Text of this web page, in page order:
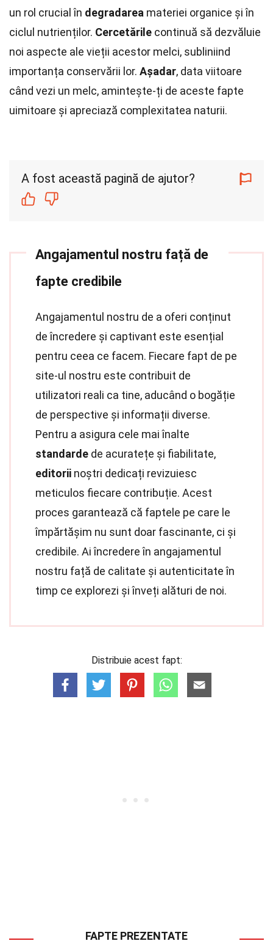
un rol crucial în degradarea materiei organice și în
ciclul nutrienților. Cercetările continuă să dezvăluie
noi aspecte ale vieții acestor melci, subliniind
importanța conservării lor. Așadar, data viitoare
când vezi un melc, amintește-ți de aceste fapte
uimitoare și apreciază complexitatea naturii.
A fost această pagină de ajutor?
Angajamentul nostru față de
fapte credibile
Angajamentul nostru de a oferi conținut
de încredere și captivant este esențial
pentru ceea ce facem. Fiecare fapt de pe
site-ul nostru este contribuit de
utilizatori reali ca tine, aducând o bogăție
de perspective și informații diverse.
Pentru a asigura cele mai înalte
standarde de acuratețe și fiabilitate,
editorii noștri dedicați revizuiesc
meticulos fiecare contribuție. Acest
proces garantează că faptele pe care le
împărtășim nu sunt doar fascinante, ci și
credibile. Ai încredere în angajamentul
nostru față de calitate și autenticitate în
timp ce explorezi și înveți alături de noi.
Distribuie acest fapt:
FAPTE PREZENTATE